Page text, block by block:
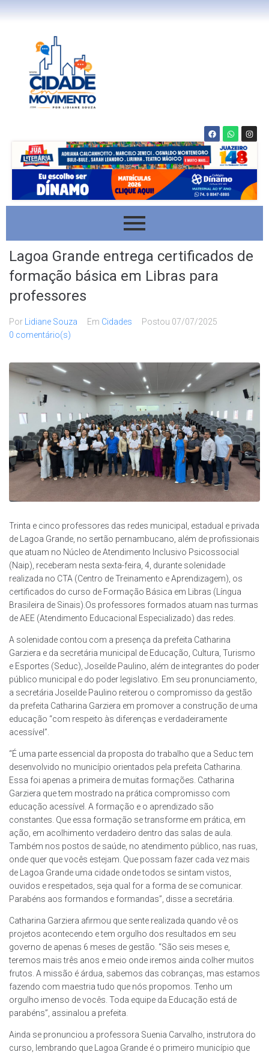
Lagoa Grande entrega certificados de
formação básica em Libras para
professores
Por Lidiane Souza Em Cidades Postou 07/07/2025
0 comentário(s)
Trinta e cinco professores das redes municipal, estadual e privada
de Lagoa Grande, no sertão pernambucano, além de profissionais
que atuam no Núcleo de Atendimento Inclusivo Psicossocial
(Naip), receberam nesta sexta-feira, 4, durante solenidade
realizada no CTA (Centro de Treinamento e Aprendizagem), os
certificados do curso de Formação Básica em Libras (Língua
Brasileira de Sinais).Os professores formados atuam nas turmas
de AEE (Atendimento Educacional Especializado) das redes.
A solenidade contou com a presença da prefeita Catharina
Garziera e da secretária municipal de Educação, Cultura, Turismo
e Esportes (Seduc), Joseilde Paulino, além de integrantes do poder
público municipal e do poder legislativo. Em seu pronunciamento,
a secretária Joseilde Paulino reiterou o compromisso da gestão
da prefeita Catharina Garziera em promover a construção de uma
educação “com respeito às diferenças e verdadeiramente
acessível”.
“É uma parte essencial da proposta do trabalho que a Seduc tem
desenvolvido no município orientados pela prefeita Catharina.
Essa foi apenas a primeira de muitas formações. Catharina
Garziera que tem mostrado na prática compromisso com
educação acessível. A formação e o aprendizado são
constantes. Que essa formação se transforme em prática, em
ação, em acolhimento verdadeiro dentro das salas de aula.
Também nos postos de saúde, no atendimento público, nas ruas,
onde quer que vocês estejam. Que possam fazer cada vez mais
de Lagoa Grande uma cidade onde todos se sintam vistos,
ouvidos e respeitados, seja qual for a forma de se comunicar.
Parabéns aos formandos e formandas”, disse a secretária.
Catharina Garziera afirmou que sente realizada quando vê os
projetos acontecendo e tem orgulho dos resultados em seu
governo de apenas 6 meses de gestão. “São seis meses e,
teremos mais três anos e meio onde iremos ainda colher muitos
frutos. A missão é árdua, sabemos das cobranças, mas estamos
fazendo com maestria tudo que nós propomos. Tenho um
orgulho imenso de vocês. Toda equipe da Educação está de
parabéns”, assinalou a prefeita.
Ainda se pronunciou a professora Suenia Carvalho, instrutora do
curso, lembrando que Lagoa Grande é o primeiro município que